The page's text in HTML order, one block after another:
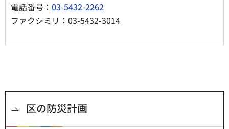
電話番号： 03-5432-2262
ファクシミリ：03-5432-3014
区の防災計画